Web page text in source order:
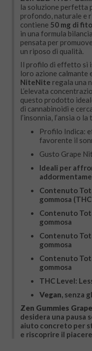
la soluzione perfetta
profondo, naturale e
contiene 50 mg di
in una formula
pensata per
un riposo di qualità.
Il profilo di effetto si
loro azione calmante
NiteNite regala una
L’elevata
questo prodotto
di cannabinoidi e
l’insonnia, l’ansia o
Profilo Indica:
favorente il
Gusto Grape
Ideali per
Contenuto
gommosa
Contenuto
gommosa
Contenuto
gommosa
Contenuto
gommosa
THC Level:
Vegan, senza
Zen Gummies
desidera una pausa
aiuto concreto per
e riscoprire il